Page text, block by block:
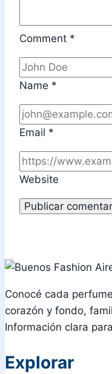
Comment *
Name *
Email *
Website
Conocé cada
corazón y fondo,
Información clara
Explorar